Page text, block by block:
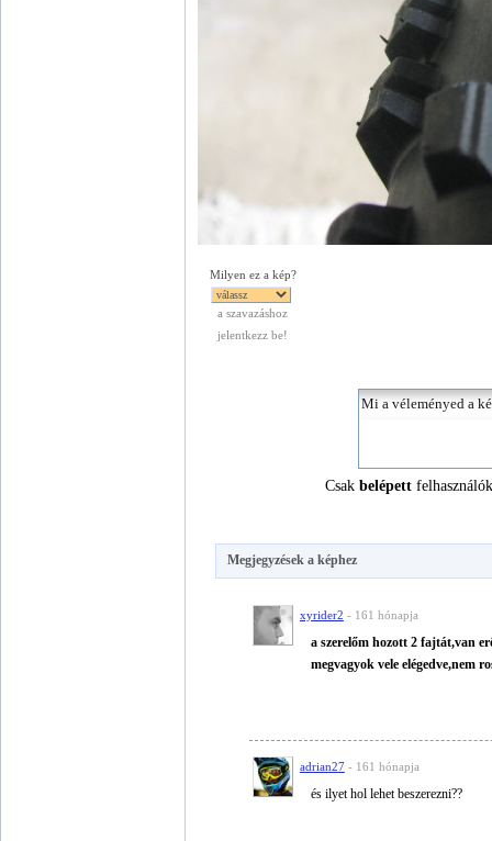
Milyen ez a kép?
a szavazáshoz
jelentkezz be!
Csakbelépett
Megjegyzések a képhez
xyrider2 - 161 hónapja
a szerelőm hozott 2 fajtát,van
megvagyok vele elégedve,nem
adrian27 - 161 hónapja
és ilyet hol lehet beszerezni??